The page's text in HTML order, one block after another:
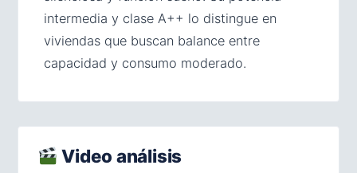
intermedia y clase A++ lo distingue en
viviendas que buscan balance entre
capacidad y consumo moderado.
Video análisis